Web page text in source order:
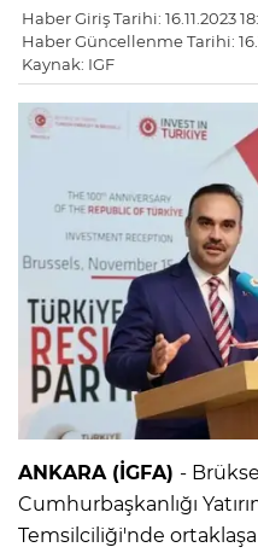
Haber Giriş Tarihi: 16.11.2023
Haber Güncellenme Tarihi:
Kaynak: IGF
ANKARA (İGFA) -
Cumhurbaşkanlığı
Temsilciliği'nde